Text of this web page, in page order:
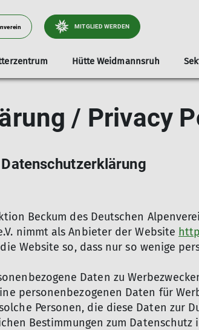
MITGLIED WERDEN
Kurse & Schnupperklettern
Kletterkurse
Hütte Weidmannsruh
Aktivitäten
Kindergruppe
Ausbildung
Kursübersicht Alpin
Alpinklettern Grundkurs
Hochtouren
Standplatzbau
Sektionsinfo
/ Privacy
Beckum des Deutschen
nimmt als Anbieter der Website
Website so, dass nur so wenige
Daten zu
personenbezogenen Daten für
Personen, die diese Daten zur
Bestimmungen zum